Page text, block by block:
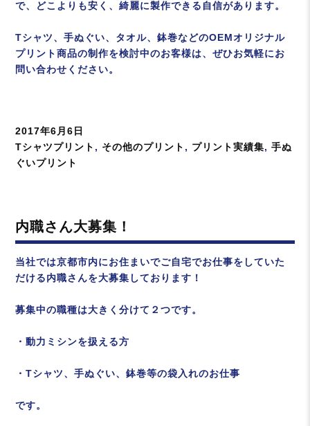
で、どこよりも安く、綺麗に製作できる自信があります。
Tシャツ、手ぬぐい、タオル、鉢巻などのOEMオリジナル
プリント商品の制作を検討中のお客様は、ぜひお気軽にお
問い合わせください。
投
稿
日:
2017年6月6日
カ
テ
Tシャツプリント , その他のプリント , プリント実績集,手ぬ
ぐいプリント
内職さん大募集！
当社では京都市内にお住まいでご自宅でお仕事をしていた
だける内職さんを大募集しております！
募集中の職種は大きく分けて２つです。
・動力ミシンを扱える方
・Tシャツ、手ぬぐい、鉢巻等の袋入れのお仕事
です。